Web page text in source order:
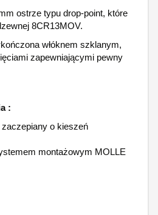
ostrze typu drop-point, które
8CR13MOV.
włóknem szklanym,
zapewniającymi pewny
:
o kieszeń
montażowym MOLLE